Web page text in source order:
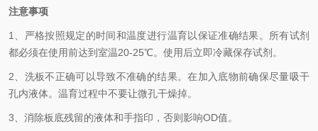
注意事项
1、 严格按照规定的时间和温度进行温育以保证准确结果。所有试剂
都必须在使用前达到室温20-25℃。使用后立即冷藏保存试剂。
2、 洗板不正确可以导致不准确的结果。在加入底物前确保尽量吸干
孔内液体。温育过程中不要让微孔干燥掉。
3、 消除板底残留的液体和手指印，否则影响OD值。